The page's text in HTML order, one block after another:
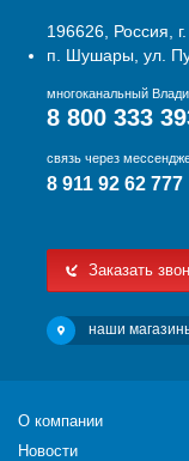
196626, Россия,
п. Шушары, ул.
многоканальный
8 800 333
связь через
8 911 92 62 777
Заказать
наши
О компании
Новости